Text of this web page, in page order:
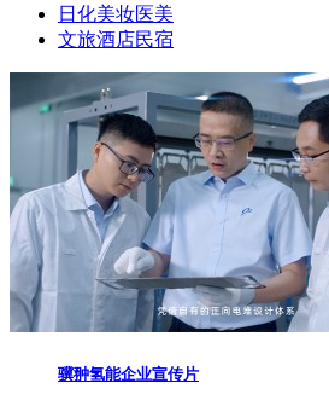
日化美妆医美
文旅酒店民宿
骥翀氢能企业宣传片